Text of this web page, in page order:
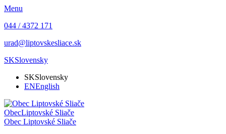
Menu
044 / 4372 171
urad@liptovskesliace.sk
SKSlovensky
SKSlovensky
ENEnglish
ObecLiptovské Sliače
Obec Liptovské Sliače